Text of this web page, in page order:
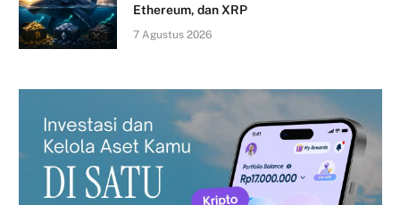
Ethereum, dan XRP
7 Agustus 2026